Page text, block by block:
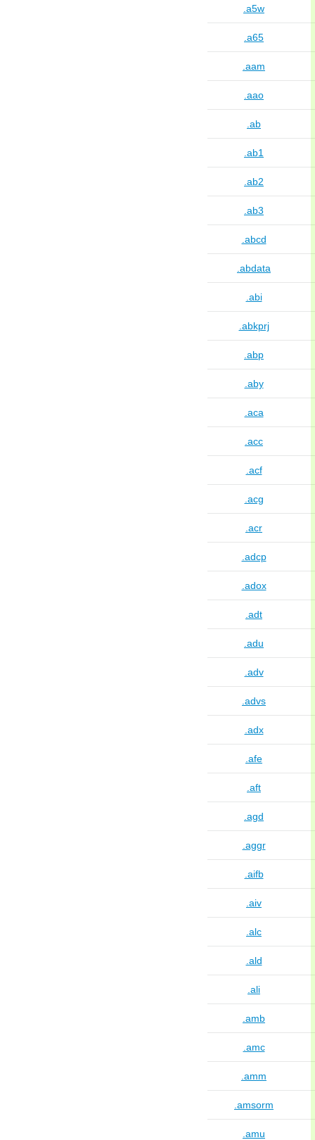
.a5w
.a65
.aam
.aao
.ab
.ab1
.ab2
.ab3
.abcd
.abdata
.abi
.abkprj
.abp
.aby
.aca
.acc
.acf
.acg
.acr
.adcp
.adox
.adt
.adu
.adv
.advs
.adx
.afe
.aft
.agd
.aggr
.aifb
.aiv
.alc
.ald
.ali
.amb
.amc
.amm
.amsorm
.amu